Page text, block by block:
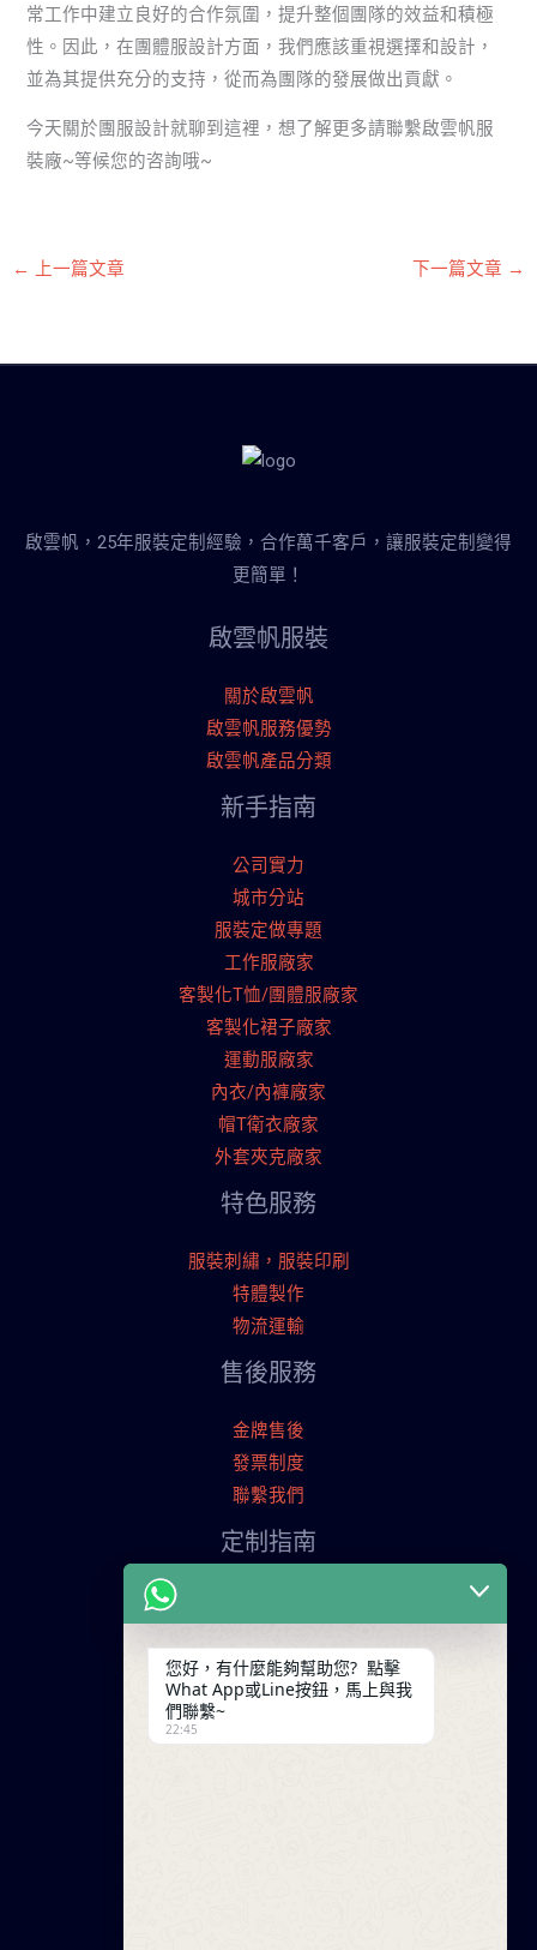
常工作中建立良好的合作氛圍，提升整個團隊的效益和積極
性。因此，在團體服設計方面，我們應該重視選擇和設計，
並為其提供充分的支持，從而為團隊的發展做出貢獻。
今天關於團服設計就聊到這裡，想了解更多請聯繫啟雲帆服
裝廠~等候您的咨詢哦~
← 上一篇文章 下一篇文章 →
啟雲帆，25年服裝定制經驗，合作萬千客戶，讓服裝定制變得
更簡單！
啟雲帆服裝
關於啟雲帆
啟雲帆服務優勢
啟雲帆產品分類
新手指南
公司實力
城市分站
服裝定做專題
工作服廠家
客製化T恤/團體服廠家
客製化裙子廠家
運動服廠家
內衣/內褲廠家
帽T衛衣廠家
外套夾克廠家
特色服務
服裝刺繡，服裝印刷
特體製作
物流運輸
售後服務
金牌售後
發票制度
聯繫我們
定制指南
交易條款
聯繫我們
您好，有什麼能夠幫助您? 點擊
What App或Line按鈕，馬上與我
們聯繫~
22:45